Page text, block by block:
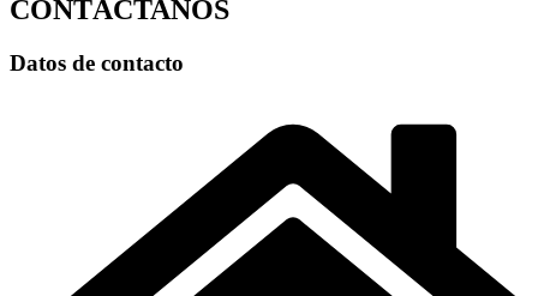
CONTÁCTANOS
Datos de contacto